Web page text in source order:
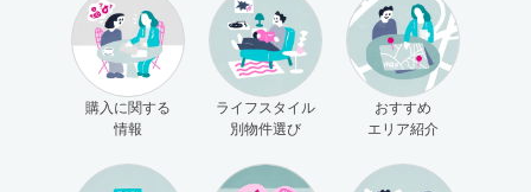
購入に関する
情報
ライフスタイル
別物件選び
おすすめ
エリア紹介